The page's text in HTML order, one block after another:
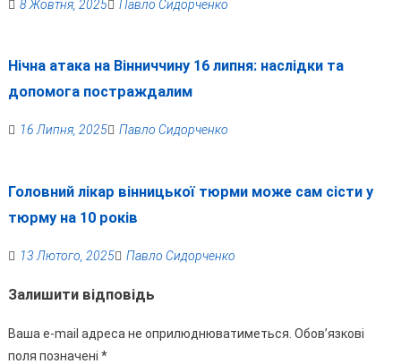
8 Жовтня, 2025 Павло Сидорченко
Нічна атака на Вінниччину 16 липня: наслідки та
допомога постраждалим
16 Липня, 2025 Павло Сидорченко
Головний лікар вінницької тюрми може сам сісти у
тюрму на 10 років
13 Лютого, 2025 Павло Сидорченко
Залишити відповідь
Ваша e-mail адреса не оприлюднюватиметься. Обов’язкові
поля позначені *